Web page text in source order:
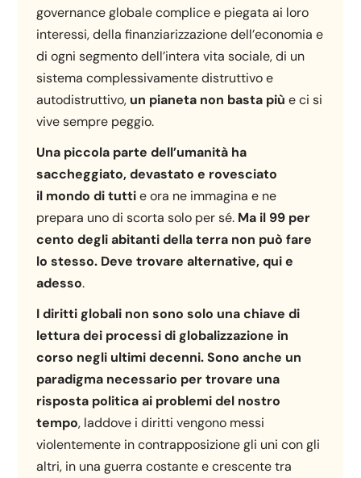
governance globale complice e piegata ai loro
interessi, della finanziarizzazione dell’economia e
di ogni segmento dell’intera vita sociale, di un
sistema complessivamente distruttivo e
autodistruttivo, un pianeta non basta più e ci si
vive sempre peggio.
Una piccola parte dell’umanità ha
saccheggiato, devastato e rovesciato
il mondo di tuttie ora ne immagina e ne
prepara uno di scorta solo per sé. Ma il 99 per
cento degli abitanti della terra non può fare
lo stesso. Deve trovare alternative, qui e
adesso.
I diritti globali non sono solo una chiave di
lettura dei processi di globalizzazione in
corso negli ultimi decenni. Sono anche un
paradigma necessario per trovare una
risposta politica ai problemi del nostro
tempo, laddove i diritti vengono messi
violentemente in contrapposizione gli uni con gli
altri, in una guerra costante e crescente tra